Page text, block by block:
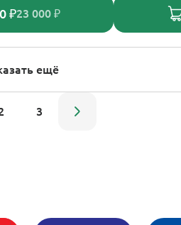
₽23 000 ₽
ещё
3